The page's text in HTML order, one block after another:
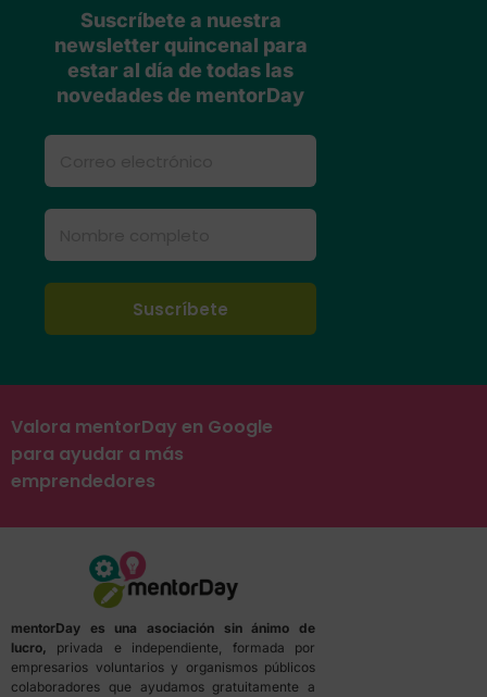
Suscríbete a nuestra
newsletter quincenal para
estar al día de todas las
novedades de mentorDay
Valora mentorDay en Google
para ayudar a más
emprendedores
mentorDay es una asociación sin ánimo de
lucro, privada e independiente, formada por
empresarios voluntarios y organismos públicos
colaboradores que ayudamos gratuitamente a